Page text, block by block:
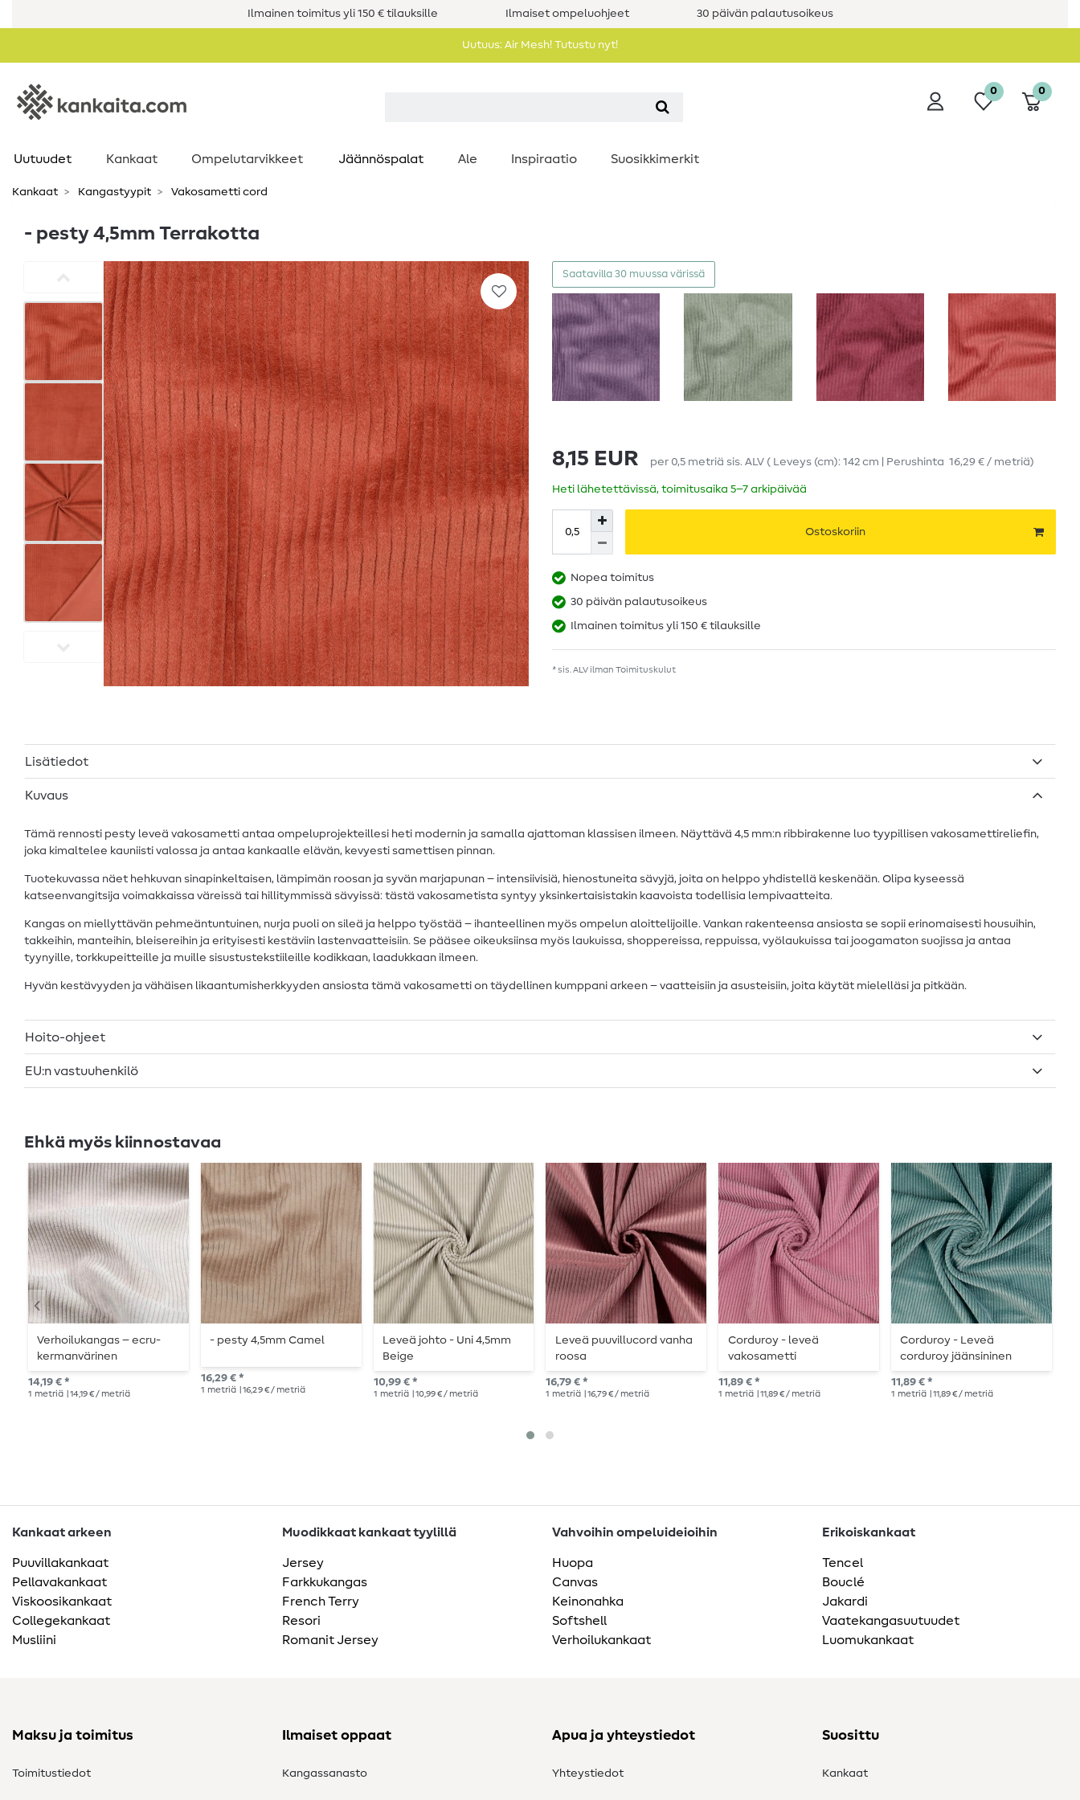
Ilmainen toimitus yli 150 € tilauksille Ilmaiset ompeluohjeet 30 päivän palautusoikeus
Uutuus: Air Mesh! Tutustu nyt!
0 0
Uutuudet Kankaat Ompelutarvikkeet Jäännöspalat Ale Inspiraatio Suosikkimerkit
Kankaat Kangastyypit Vakosametti cord
- pesty 4,5mm Terrakotta
Saatavilla 30 muussa värissä
8,15 EUR per 0,5 metriä sis. ALV ( Leveys (cm): 142 cm | Perushinta 16,29 € / metriä)
Heti lähetettävissä, toimitusaika 5–7 arkipäivää
Ostoskoriin
Nopea toimitus
30 päivän palautusoikeus
Ilmainen toimitus yli 150 € tilauksille
* sis. ALV ilman Toimituskulut
Lisätiedot
Kuvaus
Tämä rennosti pesty leveä vakosametti antaa ompeluprojekteillesi heti modernin ja samalla ajattoman klassisen ilmeen. Näyttävä 4,5 mm:n ribbirakenne luo tyypillisen vakosamettireliefin,
joka kimaltelee kauniisti valossa ja antaa kankaalle elävän, kevyesti samettisen pinnan.
Tuotekuvassa näet hehkuvan sinapinkeltaisen, lämpimän roosan ja syvän marjapunan – intensiivisiä, hienostuneita sävyjä, joita on helppo yhdistellä keskenään. Olipa kyseessä
katseenvangitsija voimakkaissa väreissä tai hillitymmissä sävyissä: tästä vakosametista syntyy yksinkertaisistakin kaavoista todellisia lempivaatteita.
Kangas on miellyttävän pehmeäntuntuinen, nurja puoli on sileä ja helppo työstää – ihanteellinen myös ompelun aloittelijoille. Vankan rakenteensa ansiosta se sopii erinomaisesti housuihin,
takkeihin, manteihin, bleisereihin ja erityisesti kestäviin lastenvaatteisiin. Se pääsee oikeuksiinsa myös laukuissa, shoppereissa, reppuissa, vyölaukuissa tai joogamaton suojissa ja antaa
tyynyille, torkkupeitteille ja muille sisustustekstiileille kodikkaan, laadukkaan ilmeen.
Hyvän kestävyyden ja vähäisen likaantumisherkkyyden ansiosta tämä vakosametti on täydellinen kumppani arkeen – vaatteisiin ja asusteisiin, joita käytät mielelläsi ja pitkään.
Hoito-ohjeet
EU:n vastuuhenkilö
Ehkä myös kiinnostavaa
Verhoilukangas – ecru-
kermanvärinen
vakosametti
14,19 € *
1 metriä | 14,19 € / metriä
- pesty 4,5mm Camel
16,29 € *
1 metriä | 16,29 € / metriä
Leveä johto - Uni 4,5mm
Beige
10,99 € *
1 metriä | 10,99 € / metriä
Leveä puuvillucord vanha
roosa
16,79 € *
1 metriä | 16,79 € / metriä
Corduroy - leveä
vakosametti
vaaleanpunainen
11,89 € *
1 metriä | 11,89 € / metriä
Corduroy - Leveä
corduroy jäänsininen
11,89 € *
1 metriä | 11,89 € / metriä
Kankaat arkeen
Puuvillakankaat
Pellavakankaat
Viskoosikankaat
Collegekankaat
Musliini
Muodikkaat kankaat tyylillä
Jersey
Farkkukangas
French Terry
Resori
Romanit Jersey
Vahvoihin ompeluideioihin
Huopa
Canvas
Keinonahka
Softshell
Verhoilukankaat
Erikoiskankaat
Tencel
Bouclé
Jakardi
Vaatekangasuutuudet
Luomukankaat
Maksu ja toimitus
Toimitustiedot
Ilmaiset oppaat
Kangassanasto
Apua ja yhteystiedot
Yhteystiedot
Suosittu
Kankaat